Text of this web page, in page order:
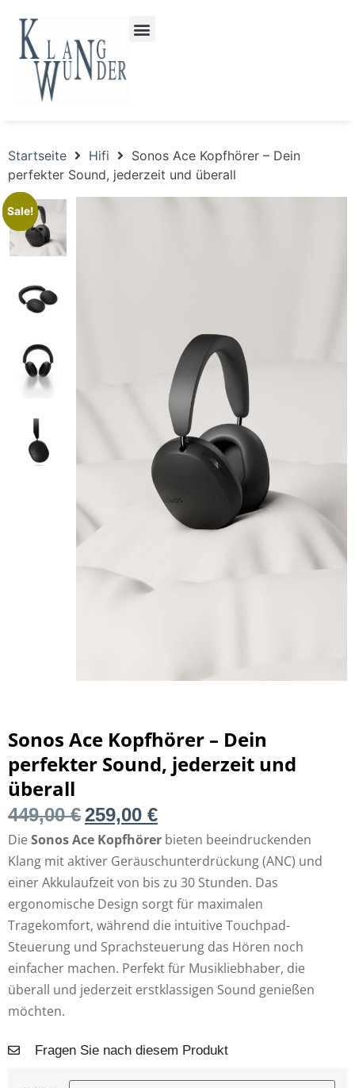
Startseite Hifi
Sonos Ace Kopfhörer – Dein
perfekter Sound, jederzeit und überall
Sale!
Sale!
Sonos Ace Kopfhörer – Dein
perfekter Sound, jederzeit und
überall
449,00€259,00 €
Die Sonos Ace Kopfhörer bieten beeindruckenden
Klang mit aktiver Geräuschunterdrückung (ANC) und
einer Akkulaufzeit von bis zu 30 Stunden. Das
ergonomische Design sorgt für maximalen
Tragekomfort, während die intuitive Touchpad-
Steuerung und Sprachsteuerung das Hören noch
einfacher machen. Perfekt für Musikliebhaber, die
überall und jederzeit erstklassigen Sound genießen
möchten.
Fragen Sie nach diesem Produkt